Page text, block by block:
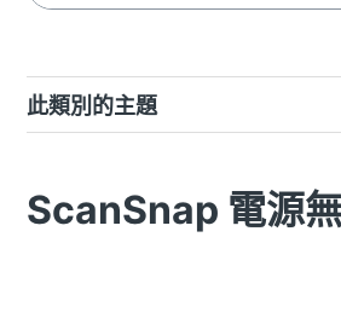
此類別的主題
ScanSnap 電源